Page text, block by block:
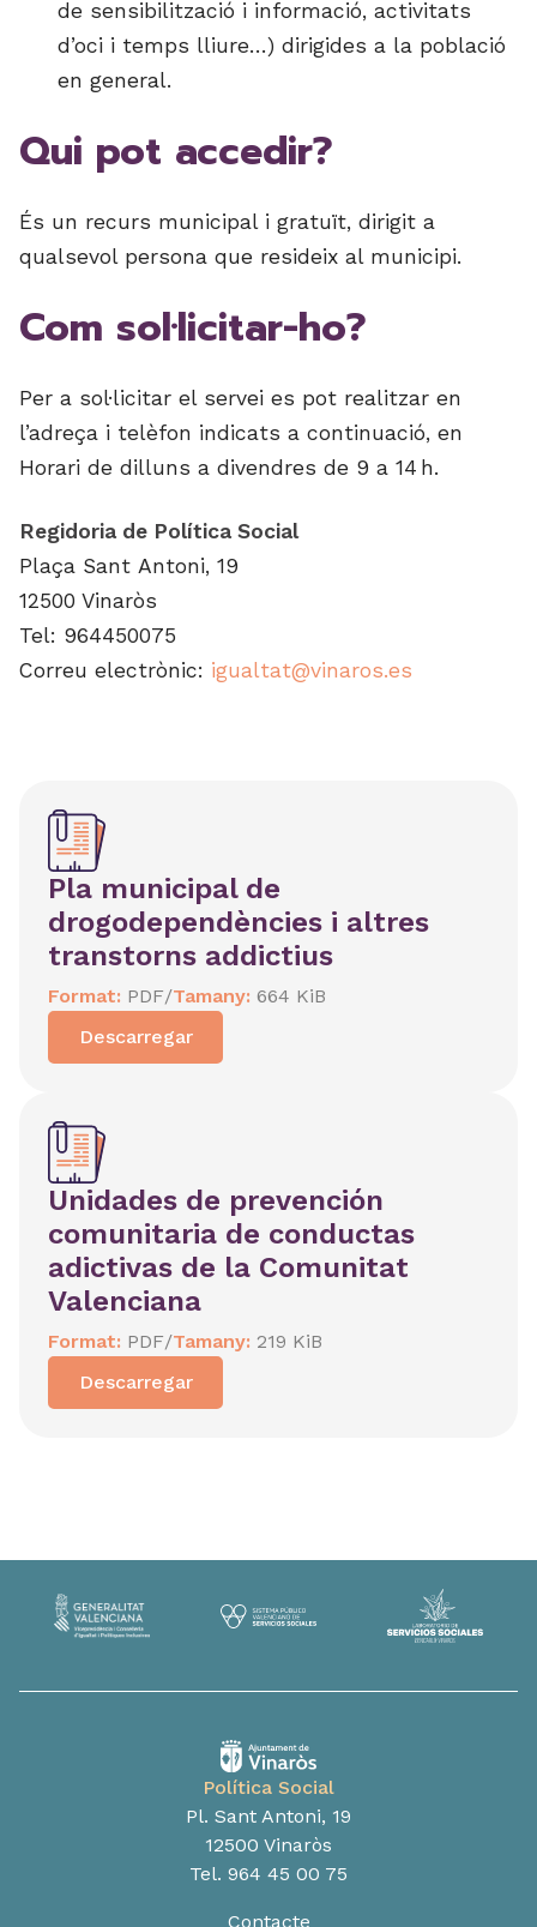
de sensibilització i informació, activitats
d’oci i temps lliure…) dirigides a la població
en general.
Qui pot accedir?
És un recurs municipal i gratuït, dirigit a
qualsevol persona que resideix al municipi.
Com sol·licitar-ho?
Per a sol·licitar el servei es pot realitzar en
l’adreça i telèfon indicats a continuació, en
Horari de dilluns a divendres de 9 a 14 h.
Regidoria de Política Social
Plaça Sant Antoni, 19
12500 Vinaròs
Tel: 964450075
Correu electrònic: igualtat@vinaros.es
Pla municipal de
drogodependències i altres
transtorns addictius
Format: PDF/Tamany: 664 KiB
Descarregar
Unidades de prevención
comunitaria de conductas
adictivas de la Comunitat
Valenciana
Format: PDF/Tamany: 219 KiB
Descarregar
Política Social
Pl. Sant Antoni, 19
12500 Vinaròs
Tel. 964 45 00 75
Contacte